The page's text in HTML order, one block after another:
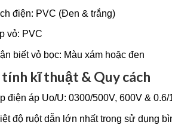
điện: PVC (Đen & trắng)
vỏ: PVC
biết vỏ bọc: Màu xám hoặc đen
kĩ thuật & Quy cách
điện áp Uo/U: 0300/500V, 600V & 0.6/
độ ruột dẫn lớn nhất trong sử dụng